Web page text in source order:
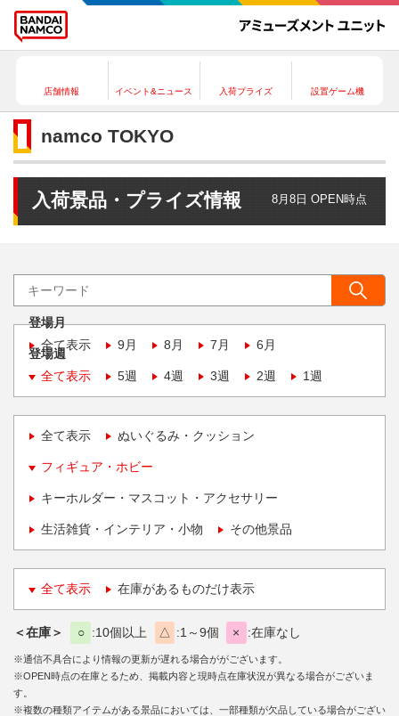
店舗情報 イベント&ニュース 入荷プライズ 設置ゲーム機
namco TOKYO
入荷景品・プライズ情報 8月8日 OPEN時点
登場月
全て表示
9月 8月 7月 6月
登場週
全て表示
5週 4週 3週 2週 1週
全て表示 ぬいぐるみ・クッション
フィギュア・ホビー
キーホルダー・マスコット・アクセサリー
生活雑貨・インテリア・小物 その他景品
全て表示 在庫があるものだけ表示
＜在庫＞ ○ 10個以上 △ 1～9個 × 在庫なし
※通信不具合により情報の更新が遅れる場合ががございます。
※OPEN時点の在庫とるため、掲載内容と現時点在庫状況が異なる場合がございま
す。
※複数の種類アイテムがある景品においては、一部種類が欠品している場合がござい